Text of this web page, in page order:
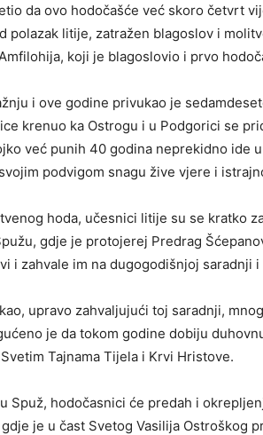
da ovo hodočašće već skoro četvrt
polazak litije, zatražen blagoslov i
koji je blagoslovio i prvo
i ove godine privukao je
krenuo ka Ostrogu i u Podgorici se
već punih 40 godina neprekidno ide
podvigom snagu žive vjere i
hoda, učesnici litije su se kratko
gdje je protojerej Predrag
i zahvale im na dugogodišnjoj saradnji
upravo zahvaljujući toj saradnji,
je da tokom godine dobiju
Tajnama Tijela i Krvi Hristove.
Spuž, hodočasnici će predah i
je u čast Svetog Vasilija Ostroškog